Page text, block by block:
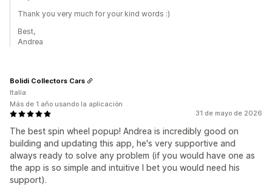
Thank you very much for your kind words :)
Best,
Andrea
31 de mayo de 2026
The best spin wheel popup! Andrea is incredibly good on
building and updating this app, he's very supportive and
always ready to solve any problem (if you would have one as
the app is so simple and intuitive I bet you would need his
support).
Bolidi Collectors Cars
Italia
Más de 1 año usando la aplicación